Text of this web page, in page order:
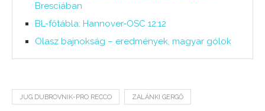
Bresciában
BL-főtábla: Hannover-OSC 12:12
Olasz bajnokság – eredmények, magyar gólok
JUG DUBROVNIK-PRO RECCO ZALÁNKI GERGŐ